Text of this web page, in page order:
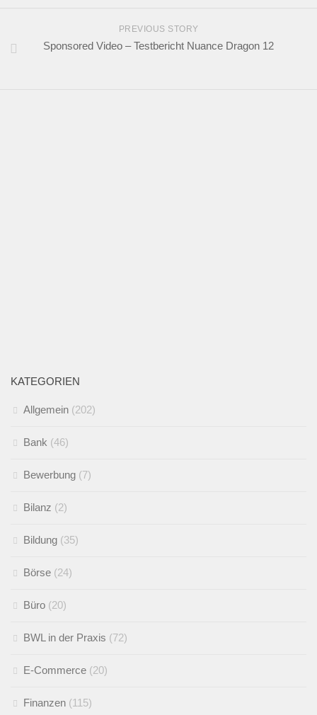
PREVIOUS STORY
Sponsored Video – Testbericht Nuance Dragon 12
KATEGORIEN
Allgemein (202)
Bank (46)
Bewerbung (7)
Bilanz (2)
Bildung (35)
Börse (24)
Büro (20)
BWL in der Praxis (72)
E-Commerce (20)
Finanzen (115)